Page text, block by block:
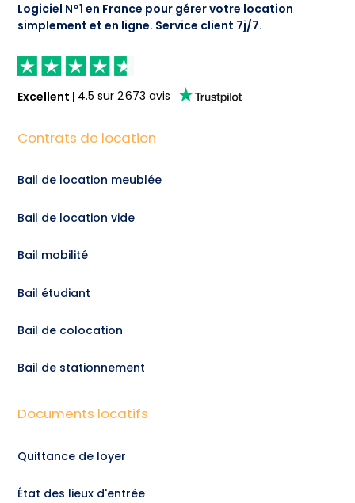
Logiciel N°1 en France pour gérer votre location
simplement et en ligne. Service client 7j/7.
Excellent | 4.5 sur2 673 avis
Contrats de location
Bail de location meublée
Bail de location vide
Bail mobilité
Bail étudiant
Bail de colocation
Bail de stationnement
Documents locatifs
Quittance de loyer
État des lieux d'entrée